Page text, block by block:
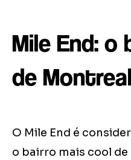
Mile End: o
de Montreal
O Mile End é
o bairro mais cool de